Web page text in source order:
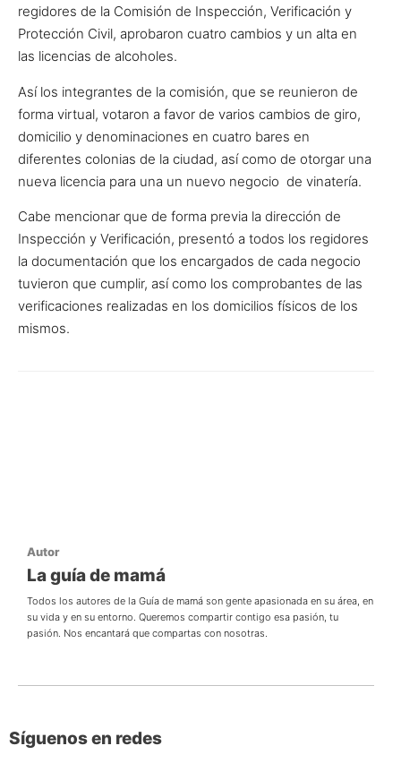
regidores de la Comisión de Inspección, Verificación y
Protección Civil, aprobaron cuatro cambios y un alta en
las licencias de alcoholes.
Así los integrantes de la comisión, que se reunieron de
forma virtual, votaron a favor de varios cambios de giro,
domicilio y denominaciones en cuatro bares en
diferentes colonias de la ciudad, así como de otorgar una
nueva licencia para una un nuevo negocio de vinatería.
Cabe mencionar que de forma previa la dirección de
Inspección y Verificación, presentó a todos los regidores
la documentación que los encargados de cada negocio
tuvieron que cumplir, así como los comprobantes de las
verificaciones realizadas en los domicilios físicos de los
mismos.
Autor
La guía de mamá
Todos los autores de la Guía de mamá son gente apasionada en su área, en
su vida y en su entorno. Queremos compartir contigo esa pasión, tu
pasión. Nos encantará que compartas con nosotras.
Síguenos en redes